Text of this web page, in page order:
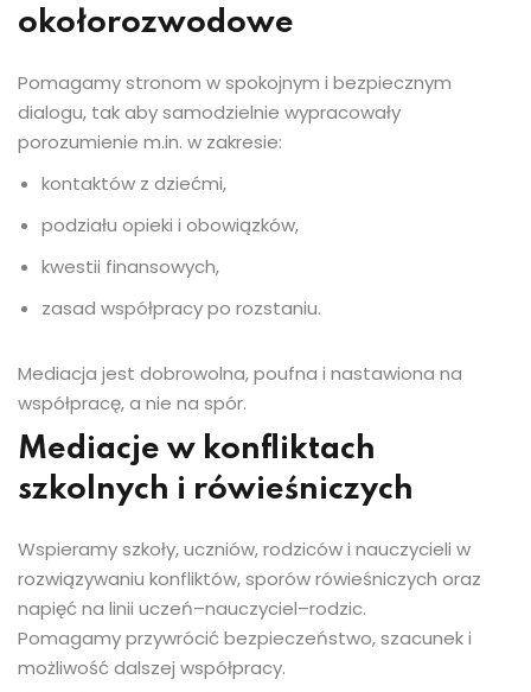
okołorozwodowe
Pomagamy stronom w spokojnym i bezpiecznym
dialogu, tak aby samodzielnie wypracowały
porozumienie m.in. w zakresie:
kontaktów z dziećmi,
podziału opieki i obowiązków,
kwestii finansowych,
zasad współpracy po rozstaniu.
Mediacja jest dobrowolna, poufna i nastawiona na
współpracę, a nie na spór.
Mediacje w konfliktach
szkolnych i rówieśniczych
Wspieramy szkoły, uczniów, rodziców i nauczycieli w
rozwiązywaniu konfliktów, sporów rówieśniczych oraz
napięć na linii uczeń–nauczyciel–rodzic.
Pomagamy przywrócić bezpieczeństwo, szacunek i
możliwość dalszej współpracy.